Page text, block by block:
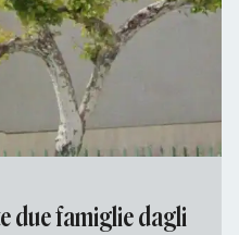
due famiglie dagli